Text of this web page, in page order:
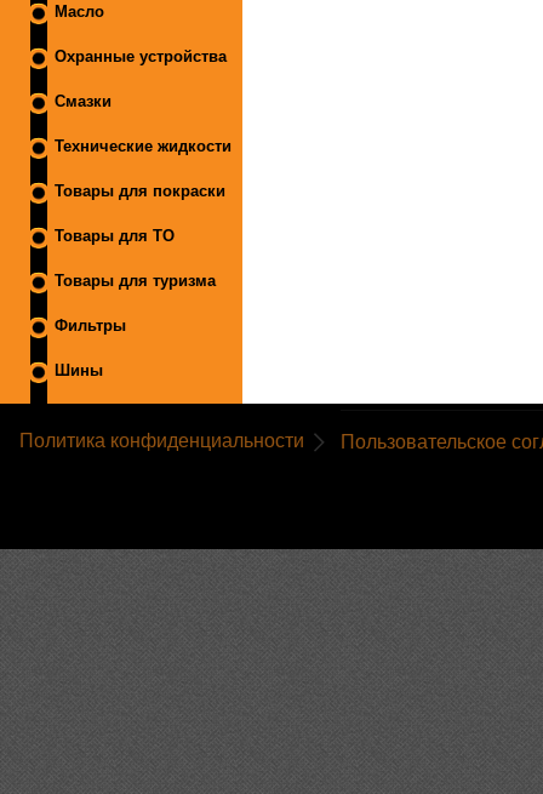
Масло
Охранные устройства
Смазки
Технические жидкости
Товары для покраски
Товары для ТО
Товары для туризма
Фильтры
Шины
Политика конфиденциальности Пользовательское